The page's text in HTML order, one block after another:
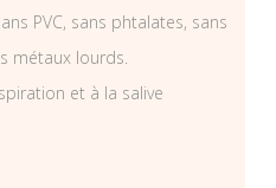
PVC, sans phtalates, sans
métaux lourds.
et à la salive